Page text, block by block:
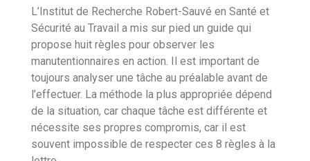
L’Institut de Recherche Robert-Sauvé en Santé et
Sécurité au Travail a mis sur pied un guide qui
propose huit règles pour observer les
manutentionnaires en action. Il est important de
toujours analyser une tâche au préalable avant de
l’effectuer. La méthode la plus appropriée dépend
de la situation, car chaque tâche est différente et
nécessite ses propres compromis, car il est
souvent impossible de respecter ces 8 règles à la